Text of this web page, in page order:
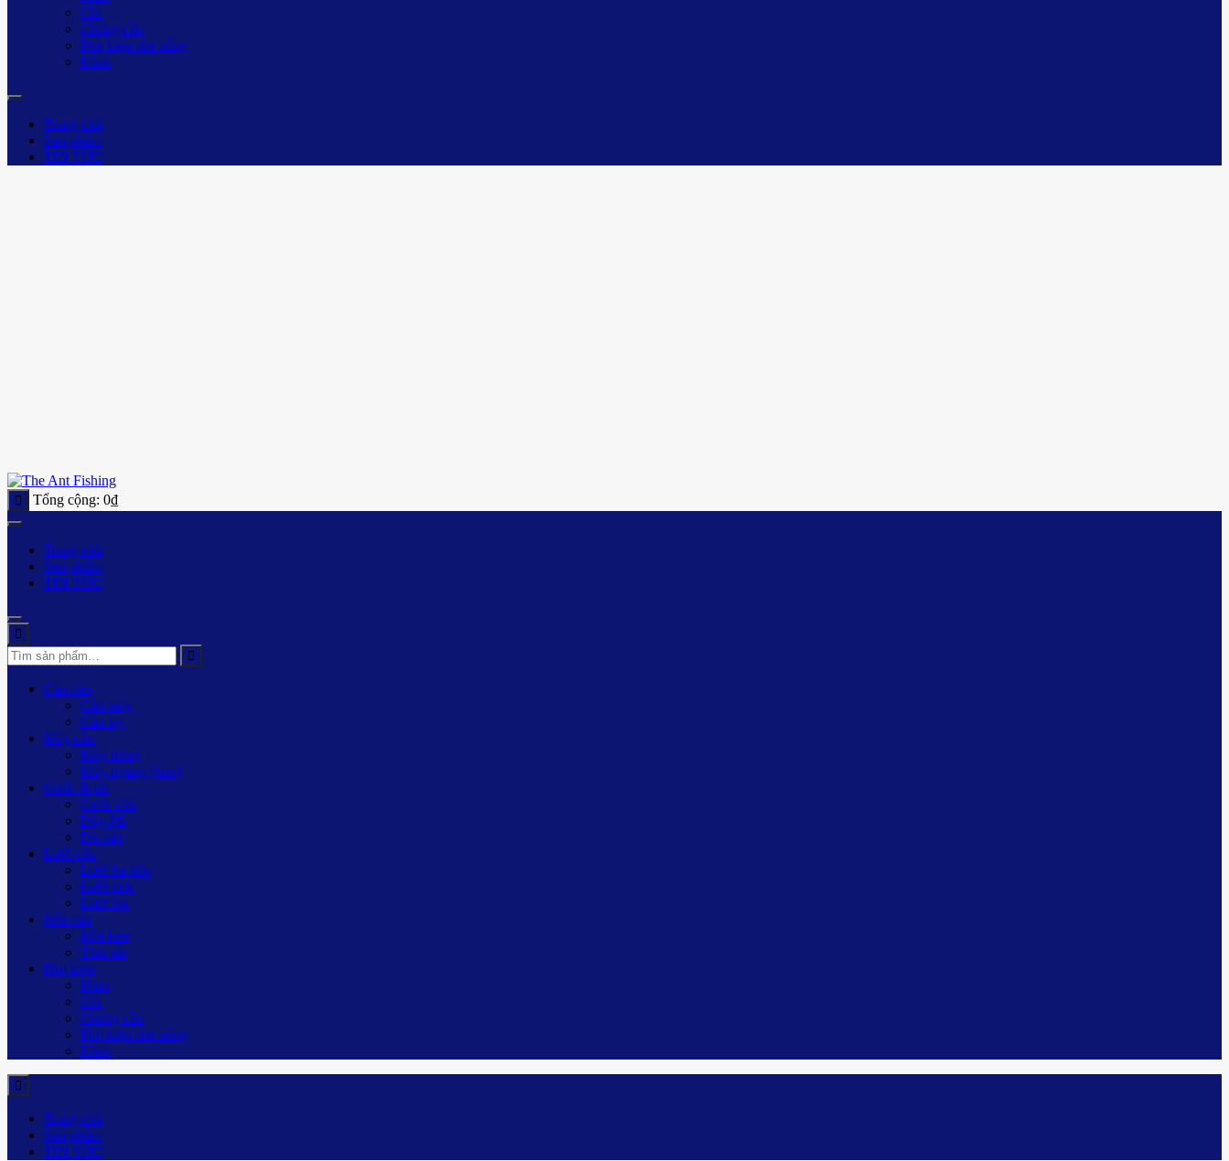
Chì
Chống cần
Phụ kiện che nắng
Khác
Trang chủ
Sản phẩm
TIN TỨC
Tổng cộng: 0₫
Trang chủ
Sản phẩm
TIN TỨC
Cần câu
Cần máy
Cần tay
Máy câu
Máy đứng
Máy ngang (lure)
Cước & dù
Cước câu
Dây PE
Dù câu
Lưỡi câu
Lưỡi ba tiêu
Lưỡi đơn
Lưỡi lục
Mồi câu
Mồi lure
Thìa sắt
Phụ kiện
Phao
Chì
Chống cần
Phụ kiện che nắng
Khác
Trang chủ
Sản phẩm
TIN TỨC